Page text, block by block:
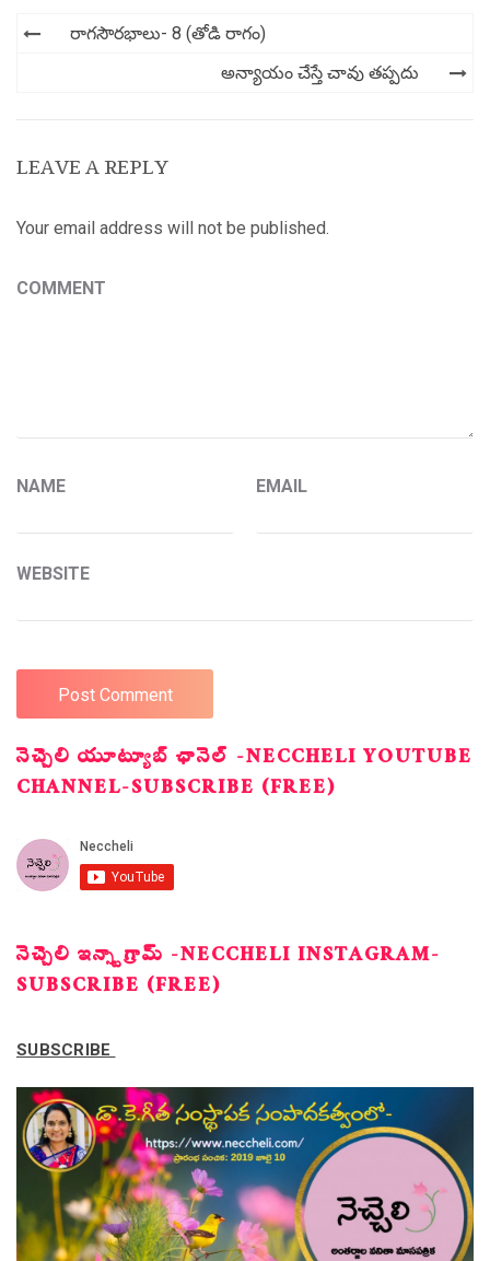
Postరాగసౌరభాలు- 8 (తోడి రాగం)
అన్యాయం చేస్తే చావు తప్పదు
LEAVE A REPLY
Your email address will not be published.
COMMENT
NAME EMAIL
WEBSITE
నెచ్చెలి యూట్యూబ్ ఛానెల్ -NECCHELI YOUTUBE
CHANNEL-SUBSCRIBE (FREE)
నెచ్చెలి ఇన్స్టాగ్రామ్ -NECCHELI INSTAGRAM-
SUBSCRIBE (FREE)
SUBSCRIBE